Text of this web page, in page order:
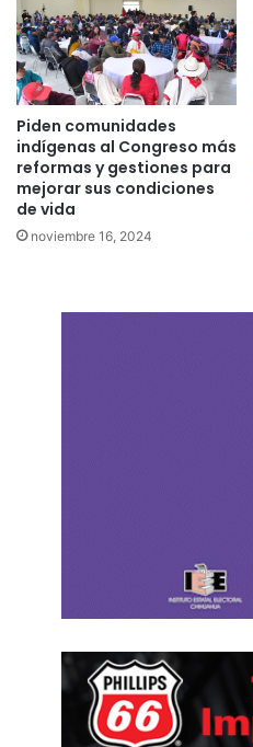
Piden comunidades
indígenas al Congreso más
reformas y gestiones para
mejorar sus condiciones
de vida
noviembre 16, 2024